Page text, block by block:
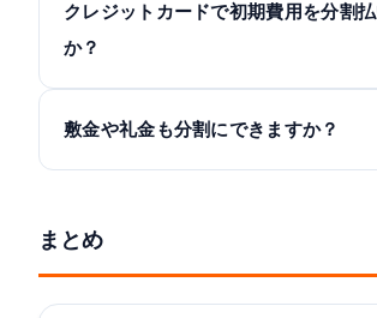
クレジットカードで初期費用を分割
か？
敷金や礼金も分割にできますか？
まとめ